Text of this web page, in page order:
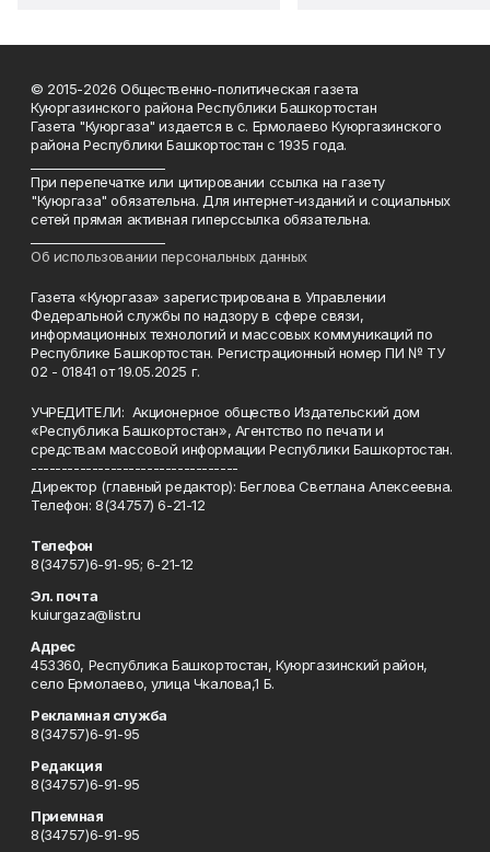
© 2015-2026 Общественно-политическая газета
Куюргазинского района Республики Башкортостан
Газета "Куюргаза" издается в с. Ермолаево Куюргазинского
района Республики Башкортостан с 1935 года.
При перепечатке или цитировании ссылка на газету
"Куюргаза" обязательна. Для интернет-изданий и социальных
сетей прямая активная гиперссылка обязательна.
Об использовании персональных данных
Газета «Куюргаза» зарегистрирована в Управлении
Федеральной службы по надзору в сфере связи,
информационных технологий и массовых коммуникаций по
Республике Башкортостан. Регистрационный номер ПИ № ТУ
02 - 01841 от 19.05.2025 г.
УЧРЕДИТЕЛИ: Акционерное общество Издательский дом
«Республика Башкортостан», Агентство по печати и
средствам массовой информации Республики Башкортостан.
----------------------------------
Директор (главный редактор): Беглова Светлана Алексеевна.
Телефон: 8(34757) 6-21-12
Телефон
8(34757)6-91-95; 6-21-12
Эл. почта
kuiurgaza@list.ru
Адрес
453360, Республика Башкортостан, Куюргазинский район,
село Ермолаево, улица Чкалова,1 Б.
Рекламная служба
8(34757)6-91-95
Редакция
8(34757)6-91-95
Приемная
8(34757)6-91-95